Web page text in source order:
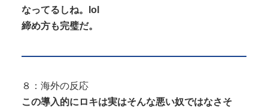
なってるしね。lol
締め方も完璧だ。
８：海外の反応
この導入的にロキは実はそんな悪い奴ではなさそ